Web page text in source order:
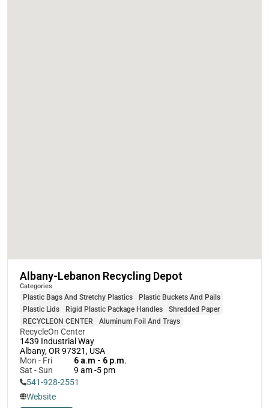
Albany-Lebanon Recycling Depot
Categories
Plastic Bags And Stretchy Plastics
Plastic Buckets And Pails
Plastic Lids
Rigid Plastic Package Handles
Shredded Paper
RECYCLEON CENTER
Aluminum Foil And Trays
RecycleOn Center
1439 Industrial Way
Albany, OR 97321, USA
Mon - Fri
6 a.m - 6 p.m.
Sat - Sun
9 am -5 pm
541-928-2551
Website